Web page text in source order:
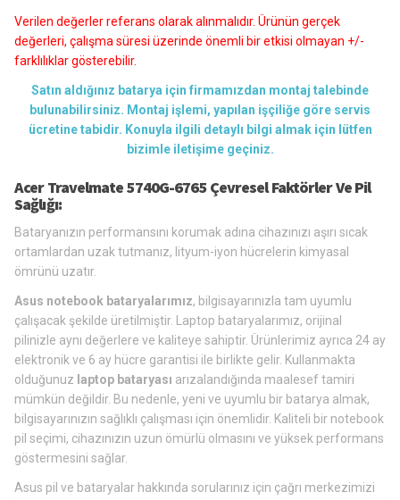
Verilen değerler referans olarak alınmalıdır. Ürünün gerçek
değerleri, çalışma süresi üzerinde önemli bir etkisi olmayan +/-
farklılıklar gösterebilir.
Satın aldığınız batarya için firmamızdan montaj talebinde
bulunabilirsiniz. Montaj işlemi, yapılan işçiliğe göre servis
ücretine tabidir. Konuyla ilgili detaylı bilgi almak için lütfen
bizimle iletişime geçiniz.
Acer Travelmate 5740G-6765 Çevresel Faktörler Ve Pil
Sağlığı:
Bataryanızın performansını korumak adına cihazınızı aşırı sıcak
ortamlardan uzak tutmanız, lityum-iyon hücrelerin kimyasal
ömrünü uzatır.
Asus notebook bataryalarımız, bilgisayarınızla tam uyumlu
çalışacak şekilde üretilmiştir. Laptop bataryalarımız, orijinal
pilinizle aynı değerlere ve kaliteye sahiptir. Ürünlerimiz ayrıca 24 ay
elektronik ve 6 ay hücre garantisi ile birlikte gelir. Kullanmakta
olduğunuz laptop bataryası arızalandığında maalesef tamiri
mümkün değildir. Bu nedenle, yeni ve uyumlu bir batarya almak,
bilgisayarınızın sağlıklı çalışması için önemlidir. Kaliteli bir notebook
pil seçimi, cihazınızın uzun ömürlü olmasını ve yüksek performans
göstermesini sağlar.
Asus pil ve bataryalar hakkında sorularınız için çağrı merkezimizi